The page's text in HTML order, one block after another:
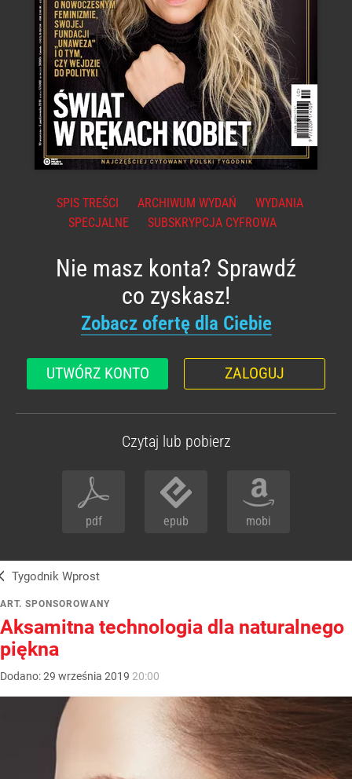
SPIS TREŚCI ARCHIWUM WYDAŃ
WYDANIA
SPECJALNE
SUBSKRYPCJA CYFROWA
Nie masz konta? Sprawdź
co zyskasz!
Zobacz ofertę dla Ciebie
UTWÓRZ KONTO ZALOGUJ
Czytaj lub pobierz
pdf epub mobi
Tygodnik Wprost
ART. SPONSOROWANY
Aksamitna technologia dla naturalnego
piękna
Dodano:29 września 2019 20:00